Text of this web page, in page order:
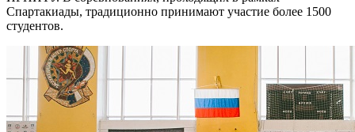
Спартакиады, традиционно принимают участие более 1500
студентов.